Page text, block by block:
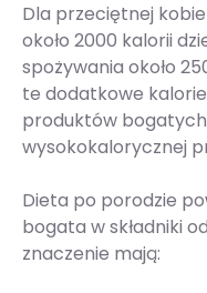
Dla przeciętnej
około 2000 kalorii
spożywania około
te dodatkowe
produktów bogatych
wysokokalorycznej
Dieta po porodzie
bogata w składniki
znaczenie mają: